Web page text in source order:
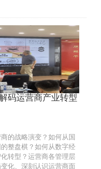
码运营商产业转型
的战略演变？如何从国
整盘棋？如何从数字经
转型？运营商各管理层
化、深刻认识运营商面